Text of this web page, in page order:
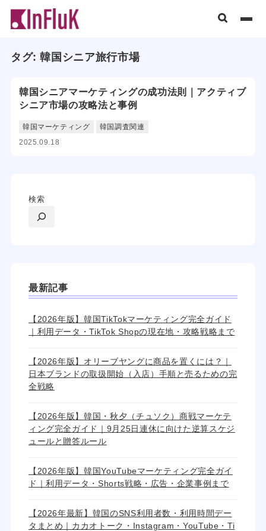
タグ:韓国シニア旅行市場
韓国シニアマーケティングの成功法則｜アクティブ
シニア市場の攻略法と事例
韓国マーケティング
韓国調査関連
2025.09.18
検索
最新記事
【2026年版】韓国TikTokマーケティング完全ガイド
｜利用データ・TikTok Shopの現在地・攻略戦略まで
【2026年版】オリーブヤングに商品を置くには？｜
日本ブランドの取扱開始（入店）手順と売るための完
全戦略
【2026年版】韓国・秋夕（チュソク）商戦マーケテ
ィング完全ガイド｜9月25日連休に向けた逆算スケジ
ュールと贈答ルール
【2026年版】韓国YouTubeマーケティング完全ガイ
ド｜利用データ・Shorts戦略・広告・企業事例まで
【2026年最新】韓国のSNS利用者数・利用時間デー
タまとめ｜カカオトーク・Instagram・YouTube・Ti